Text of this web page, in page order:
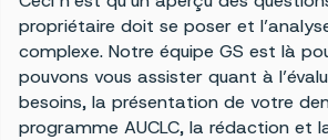
propriétaire doit se poser et
complexe. Notre équipe GS est là
pouvons vous assister quant à
besoins, la présentation de votre
programme AUCLC, la rédaction et